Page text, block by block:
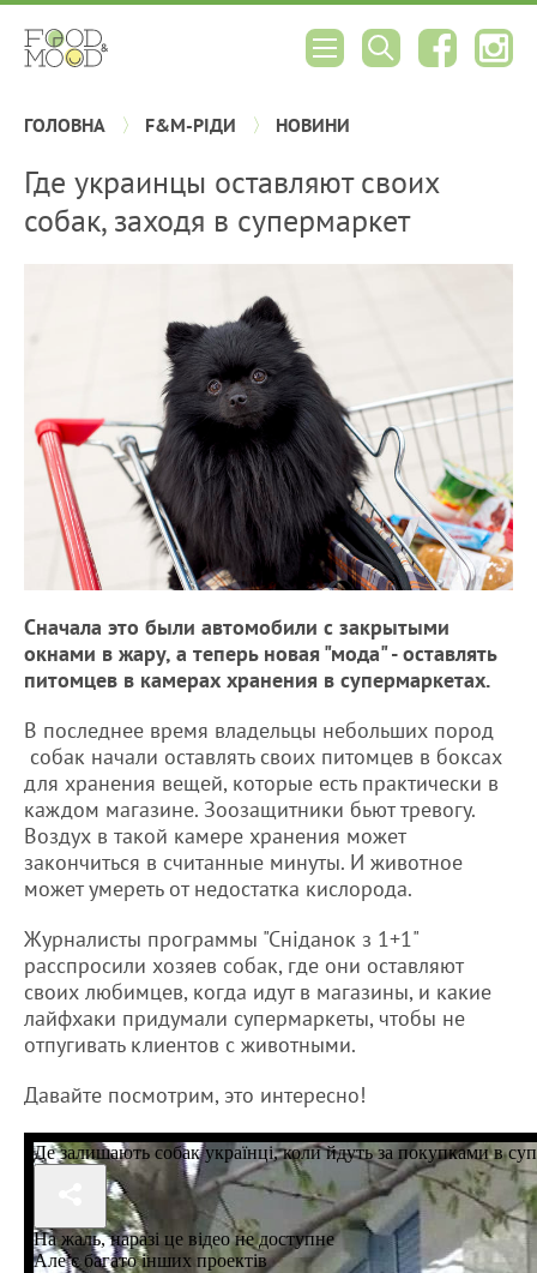
ГОЛОВНА F&M-РІДИ НОВИНИ
Где украинцы оставляют своих
собак, заходя в супермаркет
Сначала это были автомобили с закрытыми
окнами в жару, а теперь новая "мода" - оставлять
питомцев в камерах хранения в супермаркетах.
В последнее время владельцы небольших пород
собак начали оставлять своих питомцев в боксах
для хранения вещей, которые есть практически в
каждом магазине. Зоозащитники бьют тревогу.
Воздух в такой камере хранения может
закончиться в считанные минуты. И животное
может умереть от недостатка кислорода.
Журналисты программы "Сніданок з 1+1"
расспросили хозяев собак, где они оставляют
своих любимцев, когда идут в магазины, и какие
лайфхаки придумали супермаркеты, чтобы не
отпугивать клиентов с животными.
Давайте посмотрим, это интересно!